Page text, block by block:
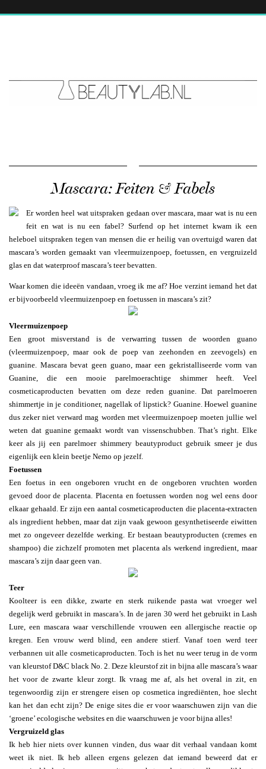
Mascara: Feiten & Fabels
Er worden heel wat uitspraken gedaan over mascara, maar wat is nu een
feit en wat is nu een fabel? Surfend op het internet kwam ik een
heleboel uitspraken tegen van mensen die er heilig van overtuigd waren dat
mascara’s worden gemaakt van vleermuizenpoep, foetussen, en vergruizeld
glas en dat waterproof mascara’s teer bevatten.
Waar komen die ideeën vandaan, vroeg ik me af? Hoe verzint iemand het dat
er bijvoorbeeld vleermuizenpoep en foetussen in mascara’s zit?
Vleermuizenpoep
Een groot misverstand is de verwarring tussen de woorden guano
(vleermuizenpoep, maar ook de poep van zeehonden en zeevogels) en
guanine. Mascara bevat geen guano, maar een gekristalliseerde vorm van
Guanine, die een mooie parelmoerachtige shimmer heeft. Veel
cosmeticaproducten bevatten om deze reden guanine. Dat parelmoeren
shimmertje in je conditioner, nagellak of lipstick? Guanine. Hoewel guanine
dus zeker niet verward mag worden met vleermuizenpoep moeten jullie wel
weten dat guanine gemaakt wordt van vissenschubben. That’s right. Elke
keer als jij een parelmoer shimmery beautyproduct gebruik smeer je dus
eigenlijk een klein beetje Nemo op jezelf.
Foetussen
Een foetus in een ongeboren vrucht en de ongeboren vruchten worden
gevoed door de placenta. Placenta en foetussen worden nog wel eens door
elkaar gehaald. Er zijn een aantal cosmeticaproducten die placenta-extracten
als ingredient hebben, maar dat zijn vaak gewoon gesynthetiseerde eiwitten
met zo ongeveer dezelfde werking. Er bestaan beautyproducten (cremes en
shampoo) die zichzelf promoten met placenta als werkend ingredient, maar
mascara’s zijn daar geen van.
Teer
Koolteer is een dikke, zwarte en sterk ruikende pasta wat vroeger wel
degelijk werd gebruikt in mascara’s. In de jaren 30 werd het gebruikt in Lash
Lure, een mascara waar verschillende vrouwen een allergische reactie op
kregen. Een vrouw werd blind, een andere stierf. Vanaf toen werd teer
verbannen uit alle cosmeticaproducten. Toch is het nu weer terug in de vorm
van kleurstof D&C black No. 2. Deze kleurstof zit in bijna alle mascara’s waar
het voor de zwarte kleur zorgt. Ik vraag me af, als het overal in zit, en
tegenwoordig zijn er strengere eisen op cosmetica ingrediënten, hoe slecht
kan het dan echt zijn? De enige sites die er voor waarschuwen zijn van die
‘groene’ ecologische websites en die waarschuwen je voor bijna alles!
Vergruizeld glas
Ik heb hier niets over kunnen vinden, dus waar dit verhaal vandaan komt
weet ik niet. Ik heb alleen ergens gelezen dat iemand beweerd dat er